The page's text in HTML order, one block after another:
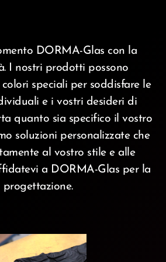
DORMA-Glas con la
I nostri prodotti possono
speciali per soddisfare le
e i vostri desideri di
quanto sia specifico il vostro
soluzioni personalizzate che
al vostro stile e alle
a DORMA-Glas per la